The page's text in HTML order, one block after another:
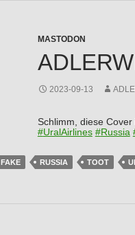
MASTODON
2023-09-13
Schlimm, diese
#UralAirlines #Russia
FAKE RUSSIA TOOT